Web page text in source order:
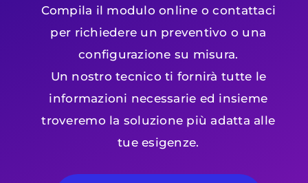
Compila il modulo online o contattaci
per richiedere un preventivo o una
configurazione su misura.
Un nostro tecnico ti fornirà tutte le
informazioni necessarie ed insieme
troveremo la soluzione più adatta alle
tue esigenze.